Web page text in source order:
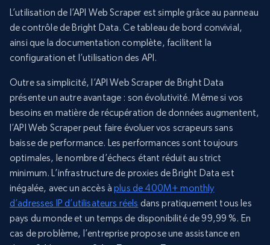
L’utilisation de l’API Web Scraper est simple grâce au panneau
de contrôle de Bright Data. Ce tableau de bord convivial,
ainsi que la documentation complète, facilitent la
configuration et l’utilisation des API.
Outre sa simplicité, l’API Web Scraper de Bright Data
présente un autre avantage : son évolutivité. Même si vos
besoins en matière de récupération de données augmentent,
l’API Web Scraper peut faire évoluer vos scrapeurs sans
baisse de performance. Les performances sont toujours
optimales, le nombre d’échecs étant réduit au strict
minimum. L’infrastructure de proxies de Bright Data est
inégalée, avec un accès àplus de 400M+ monthly
d’adresses IP d’utilisateurs réels dans pratiquement tous les
pays du monde et un temps de disponibilité de 99,99 %. En
cas de problème, l’entreprise propose une assistance en